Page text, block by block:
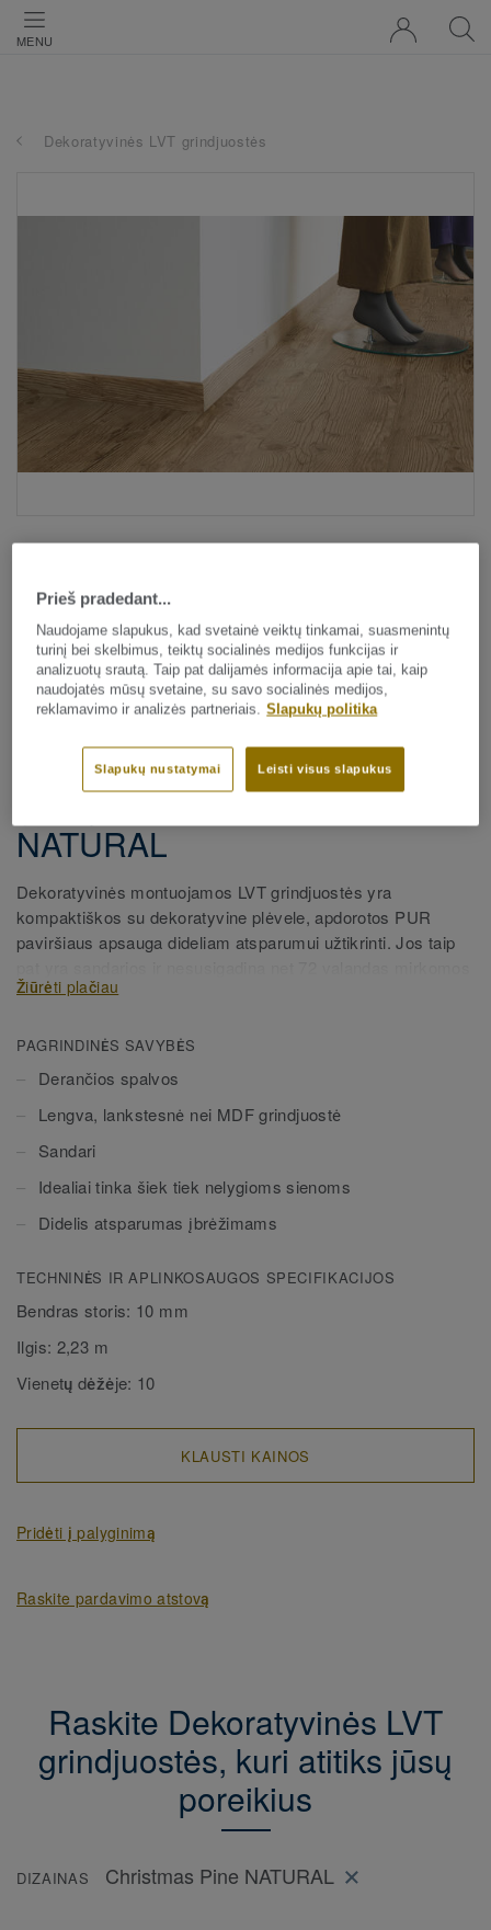
MENU
Dekoratyvinės LVT grindjuostės
Visi dekorai (175)
Dekoratyvinės LVT
grindjuostės - Christmas Pine
NATURAL
Dekoratyvinės montuojamos LVT grindjuostės yra
kompaktiškos su dekoratyvine plėvele, apdorotos PUR
paviršiaus apsauga dideliam atsparumui užtikrinti. Jos taip
vandenyje. Gali būti dviejų aukščių – 60 mm ir 80 mm
pilnai apdailai užtikrinti. Dekoratyvinės montuojamos
grindjuostės dera su visomis LVT grindimis (Glue-Down,
Click ir Loose-Lay).
Žiūrėti plačiau
PAGRINDINĖS SAVYBĖS
Derančios spalvos
Lengva, lankstesnė nei MDF grindjuostė
Sandari
Idealiai tinka šiek tiek nelygioms sienoms
Didelis atsparumas įbrėžimams
TECHNINĖS IR APLINKOSAUGOS SPECIFIKACIJOS
Bendras storis: 10 mm
Ilgis: 2,23 m
Vienetų dėžėje: 10
KLAUSTI KAINOS
Pridėti į palyginimą
Raskite pardavimo atstovą
Raskite Dekoratyvinės LVT
grindjuostės, kuri atitiks jūsų
poreikius
DIZAINAS Christmas Pine NATURAL
Prieš pradedant...
Naudojame slapukus, kad svetainė veiktų tinkamai, suasmenintų
turinį bei skelbimus, teiktų socialinės medijos funkcijas ir
analizuotų srautą. Taip pat dalijamės informacija apie tai, kaip
naudojatės mūsų svetaine, su savo socialinės medijos,
reklamavimo ir analizės partneriais. Slapukų politika
Leisti visus slapukus
Slapukų nustatymai